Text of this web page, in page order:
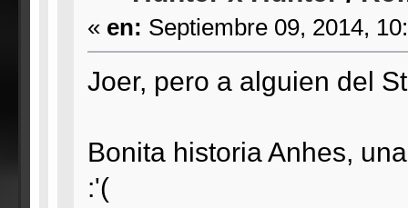
« en: Septiembre 09, 2014,
Joer, pero a alguien del
Bonita historia Anhes,
:'(